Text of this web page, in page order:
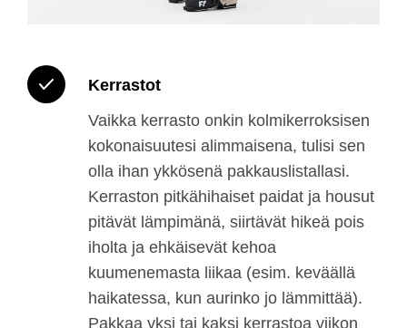
Kerrastot
Vaikka kerrasto onkin kolmikerroksisen
kokonaisuutesi alimmaisena, tulisi sen
olla ihan ykkösenä pakkauslistallasi.
Kerraston pitkähihaiset paidat ja housut
pitävät lämpimänä, siirtävät hikeä pois
iholta ja ehkäisevät kehoa
kuumenemasta liikaa (esim. keväällä
haikatessa, kun aurinko jo lämmittää).
Pakkaa yksi tai kaksi kerrastoa viikon